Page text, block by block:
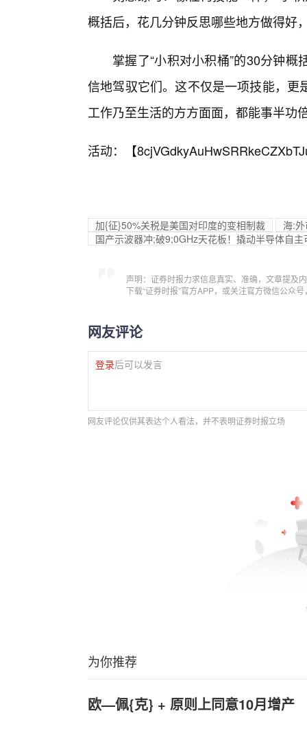
概括后，花几分钟反思哪些地方做得好
掌握了“小积对小积桶”的30分钟
信地驾驭它们。这不仅是一项技能，
工作乃至生活的方方面面，都能事半功
活动：【
加{征}50%关税是美国对印度的变相制裁
海:
国产示波器冲;破9;0GHz天花板！撬动半导体自主
声明：证券时报力求信息真实、准确，文章提及
下载“证券时报”官方APP，或关注官方微信公众
网友评论
登录后可以发言
网友评论仅供其表达个人看法，并不表明证券时报立场
为你推荐
欧—佩{克} + 原则上同意10月增产